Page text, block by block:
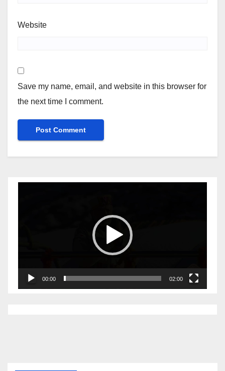
Website
Save my name, email, and website in this browser for
the next time I comment.
00:00 02:00